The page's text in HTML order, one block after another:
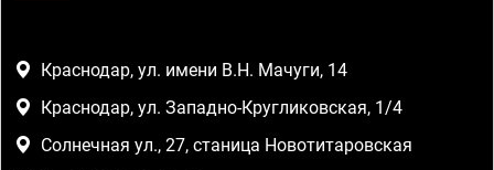
Краснодар, ул. имени В.Н. Мачуги, 14
Краснодар, ул. Западно-Кругликовская, 1/4
Солнечная ул., 27, станица Новотитаровская